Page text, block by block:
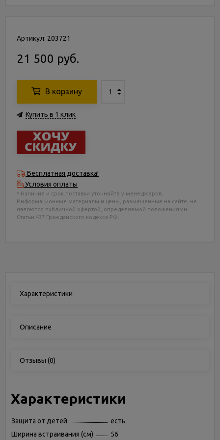
Артикул: 203721
21 500 руб.
В корзину
Купить в 1 клик
Бесплатная доставка!
Условия оплаты
* Наличие и срок поставки уточняйте у менеджеров.
Информационные материалы и цены, размещенные на сайте, не
являются публичной офертой, определяемой положениями
Статьи 437 Гражданского кодекса РФ.
Характеристики
Описание
Отзывы (0)
Характеристики
Защита от детей
есть
Ширина встраивания (см)
56